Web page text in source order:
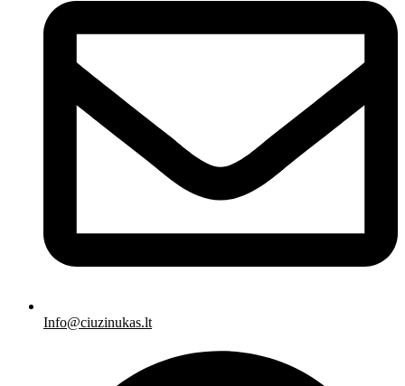
Info@ciuzinukas.lt